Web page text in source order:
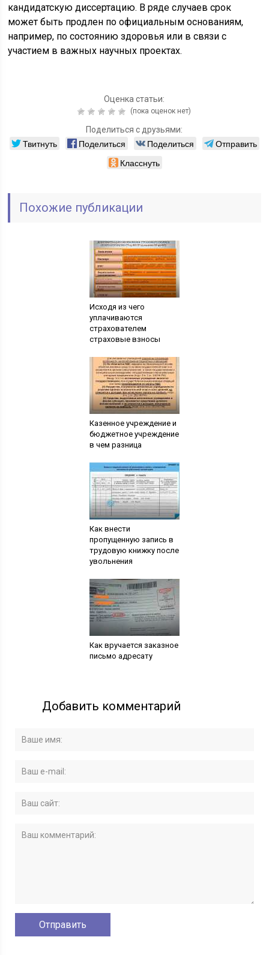
кандидатскую диссертацию. В ряде случаев срок
может быть продлен по официальным основаниям,
например, по состоянию здоровья или в связи с
участием в важных научных проектах.
Оценка статьи:
(пока оценок нет)
Поделиться с друзьями:
Твитнуть Поделиться Поделиться
Отправить
Класснуть
Похожие публикации
Исходя из чего
уплачиваются
страхователем
страховые взносы
Казенное учреждение и
бюджетное учреждение
в чем разница
Как внести
пропущенную запись в
трудовую книжку после
увольнения
Как вручается заказное
письмо адресату
Добавить комментарий